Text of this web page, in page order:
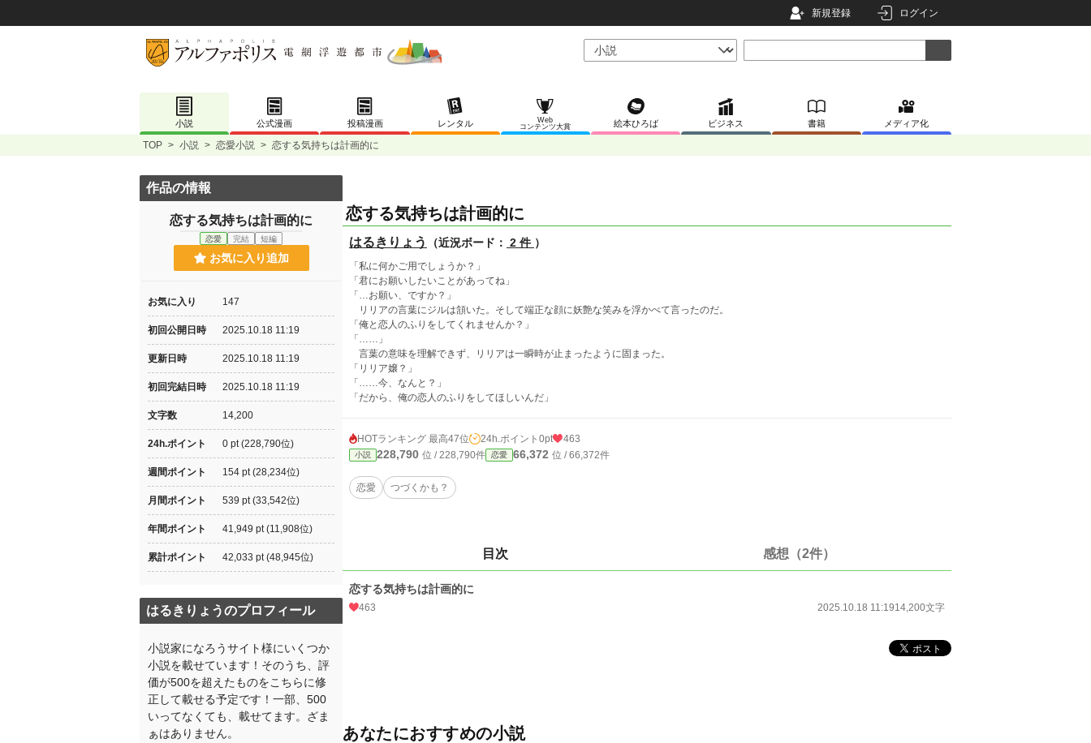
新規登録 ログイン
小説 公式漫画 投稿漫画 レンタル
Web
コンテンツ大賞
絵本ひろば ビジネス 書籍 メディア化
TOP > 小説 > 恋愛小説 > 恋する気持ちは計画的に
恋する気持ちは計画的に
はるきりょう （近況ボード： 2 件 ）
「私に何かご用でしょうか？」
「君にお願いしたいことがあってね」
「…お願い、ですか？」
リリアの言葉にジルは頷いた。そして端正な顔に妖艶な笑みを浮かべて言ったのだ。
「俺と恋人のふりをしてくれませんか？」
「……」
言葉の意味を理解できず、リリアは一瞬時が止まったように固まった。
「リリア嬢？」
「……今、なんと？」
「だから、俺の恋人のふりをしてほしいんだ」
HOTランキング 最高47位 24h.ポイント 0pt 463
小説 228,790 位 / 228,790件 恋愛 66,372 位 / 66,372件
恋愛 つづくかも？
目次 感想（2件）
恋する気持ちは計画的に
463 2025.10.18 11:1914,200文字
あなたにおすすめの小説
作品の情報
恋する気持ちは計画的に
恋愛 完結 短編
お気に入り追加
お気に入り 147
初回公開日時 2025.10.18 11:19
更新日時 2025.10.18 11:19
初回完結日時 2025.10.18 11:19
文字数 14,200
24h.ポイント 0 pt (228,790位)
週間ポイント 154 pt (28,234位)
月間ポイント 539 pt (33,542位)
年間ポイント 41,949 pt (11,908位)
累計ポイント 42,033 pt (48,945位)
はるきりょうのプロフィール
小説家になろうサイト様にいくつか
小説を載せています！そのうち、評
価が500を超えたものをこちらに修
正して載せる予定です！一部、500
いってなくても、載せてます。ざま
ぁはありません。